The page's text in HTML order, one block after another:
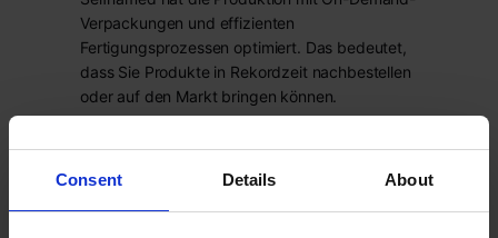
Consent Details About
Verpackungen und effizienten
Fertigungsprozessen optimiert. Das bedeutet,
dass Sie Produkte in Rekordzeit nachbestellen
oder auf den Markt bringen können.